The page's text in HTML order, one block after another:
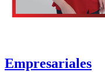
Empresariales